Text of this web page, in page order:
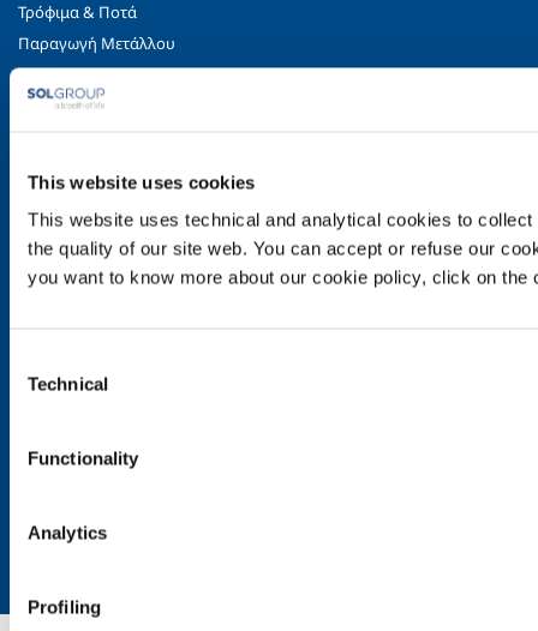
This website uses cookies
This website uses technical and analytical cookies to
the quality of our site web. You can accept or refuse our
you want to know more about our cookie policy, click on
Selection
Technical
Functionality
Analytics
Profiling
Τρόφιμα & Ποτά
Παραγωγή Μετάλλου
Μεταλλική Κατασκευή
Χημεία και Φάρμακο
SOL για τη Φροντίδα Υγείας
Συνοπτική Εικόνα
Αέρια
Προϊόντα και οι υπηρεσίες μας για τη βιομηχανία
Επικοινωνία
Επιμόρφωση / κατάρτιση